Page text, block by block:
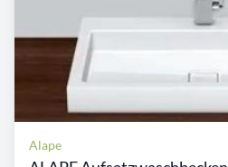
Alape